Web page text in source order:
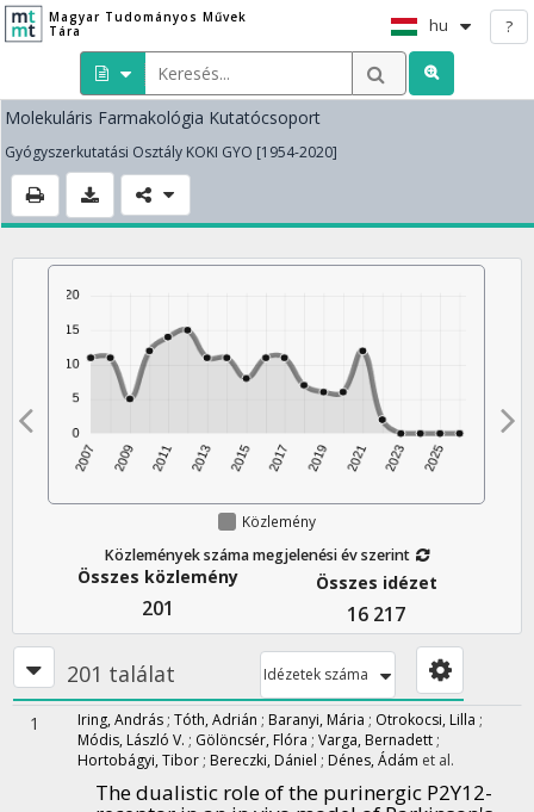
Magyar Tudományos Művek
Tára
hu ?
Molekuláris Farmakológia Kutatócsoport
Gyógyszerkutatási Osztály KOKI GYO [1954-2020]
Közlemény
Közlemények száma megjelenési év szerint
Összes közlemény
201
Összes idézet
16 217
201 találat Idézetek száma
1 Iring, András ; Tóth, Adrián ; Baranyi, Mária ; Otrokocsi, Lilla ;
Módis, László V. ; Gölöncsér, Flóra ; Varga, Bernadett ;
Hortobágyi, Tibor ; Bereczki, Dániel ; Dénes, Ádám et al.
The dualistic role of the purinergic P2Y12-